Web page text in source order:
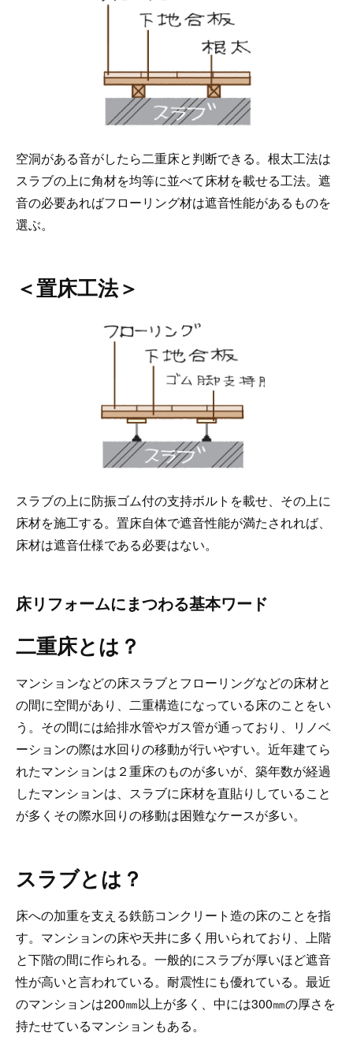
空洞がある音がしたら二重床と判断できる。根太工法は
スラブの上に角材を均等に並べて床材を載せる工法。遮
音の必要あればフローリング材は遮音性能があるものを
選ぶ。
＜置床工法＞
スラブの上に防振ゴム付の支持ボルトを載せ、その上に
床材を施工する。置床自体で遮音性能が満たされれば、
床材は遮音仕様である必要はない。
床リフォームにまつわる基本ワード
二重床とは？
マンションなどの床スラブとフローリングなどの床材と
の間に空間があり、二重構造になっている床のことをい
う。その間には給排水管やガス管が通っており、リノベ
ーションの際は水回りの移動が行いやすい。近年建てら
れたマンションは２重床のものが多いが、築年数が経過
したマンションは、スラブに床材を直貼りしていること
が多くその際水回りの移動は困難なケースが多い。
スラブとは？
床への加重を支える鉄筋コンクリート造の床のことを指
す。マンションの床や天井に多く用いられており、上階
と下階の間に作られる。一般的にスラブが厚いほど遮音
性が高いと言われている。耐震性にも優れている。最近
のマンションは200㎜以上が多く、中には300㎜の厚さを
持たせているマンションもある。